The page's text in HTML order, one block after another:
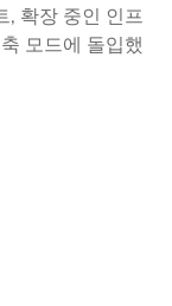
, 확장 중인 인프
모드에 돌입했